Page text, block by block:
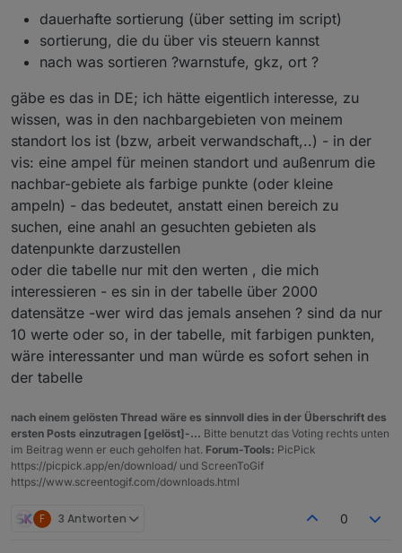
Ev. ist das Interessant:
https://coronaampeliframe.web.app/gkz.html
dauerhafte sortierung (über setting im script)
sortierung, die du über vis steuern kannst
nach was sortieren ?warnstufe, gkz, ort ?
gäbe es das in DE; ich hätte eigentlich interesse, zu
wissen, was in den nachbargebieten von meinem
standort los ist (bzw, arbeit verwandschaft,..) - in der
vis: eine ampel für meinen standort und außenrum die
nachbar-gebiete als farbige punkte (oder kleine
ampeln) - das bedeutet, anstatt einen bereich zu
suchen, eine anahl an gesuchten gebieten als
datenpunkte darzustellen
oder die tabelle nur mit den werten , die mich
interessieren - es sin in der tabelle über 2000
datensätze -wer wird das jemals ansehen ? sind da nur
10 werte oder so, in der tabelle, mit farbigen punkten,
wäre interessanter und man würde es sofort sehen in
der tabelle
nach einem gelösten Thread wäre es sinnvoll dies in der Überschrift des
ersten Posts einzutragen [gelöst]-... Bitte benutzt das Voting rechts unten
im Beitrag wenn er euch geholfen hat. Forum-Tools: PicPick
https://picpick.app/en/download/ und ScreenToGif
https://www.screentogif.com/downloads.html
F 3 Antworten 0